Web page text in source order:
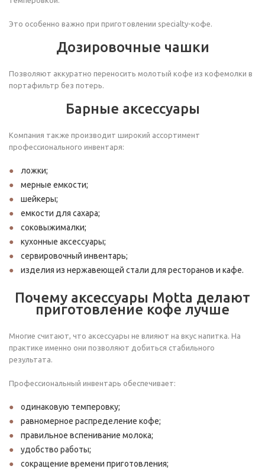
Это особенно важно при приготовлении specialty-кофе.
Дозировочные чашки
Позволяют аккуратно переносить молотый кофе из кофемолки в
портафильтр без потерь.
Барные аксессуары
Компания также производит широкий ассортимент
профессионального инвентаря:
ложки;
мерные емкости;
шейкеры;
емкости для сахара;
соковыжималки;
кухонные аксессуары;
сервировочный инвентарь;
изделия из нержавеющей стали для ресторанов и кафе.
Почему аксессуары Motta делают
приготовление кофе лучше
Многие считают, что аксессуары не влияют на вкус напитка. На
практике именно они позволяют добиться стабильного
результата.
Профессиональный инвентарь обеспечивает:
одинаковую темперовку;
равномерное распределение кофе;
правильное вспенивание молока;
удобство работы;
сокращение времени приготовления;